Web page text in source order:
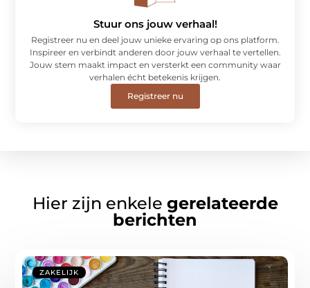
Stuur ons jouw verhaal!
Registreer nu en deel jouw unieke ervaring op ons platform.
Inspireer en verbindt anderen door jouw verhaal te vertellen.
Jouw stem maakt impact en versterkt een community waar
verhalen écht betekenis krijgen.
Registreer nu
Hier zijn enkele gerelateerde
berichten
ZAKELIJK